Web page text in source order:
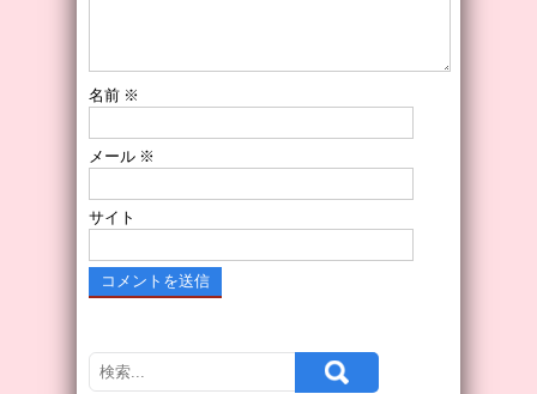
名前 ※
メール ※
サイト